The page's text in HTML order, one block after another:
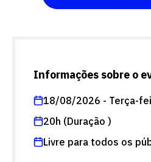
Informações sobre o
18/08/2026 - Terça-
20h (Duração )
Livre para todos os